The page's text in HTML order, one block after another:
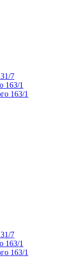
7
163/1
163/1
7
163/1
163/1